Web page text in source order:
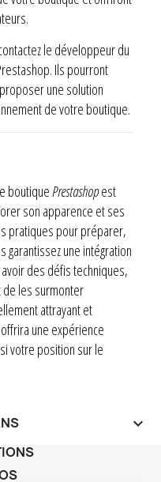
le développeur du
Ils pourront
une solution
de votre boutique.
boutiquePrestashopest
son apparence et ses
pratiques pour préparer,
garantissez une intégration
des défis techniques,
les surmonter
attrayant et
une expérience
votre position sur le
keyboard_arrow_down